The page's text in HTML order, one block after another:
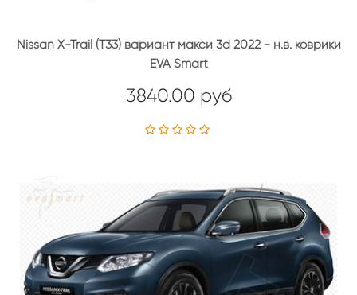
Nissan X-Trail (T33) вариант макси 3d 2022 - н.в. коврики
EVA Smart
3840.00 руб